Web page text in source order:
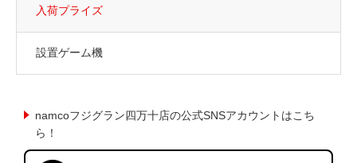
入荷プライズ
設置ゲーム機
namcoフジグラン四万十店の公式SNSアカウントはこち
ら！